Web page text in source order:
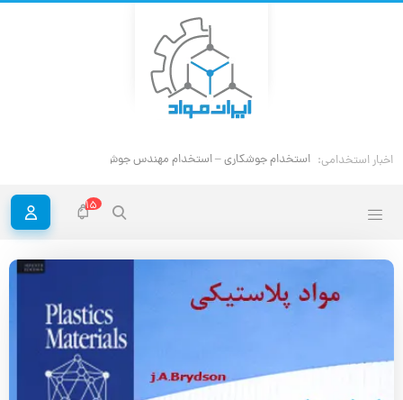
اخبار استخدامی: استخد
15